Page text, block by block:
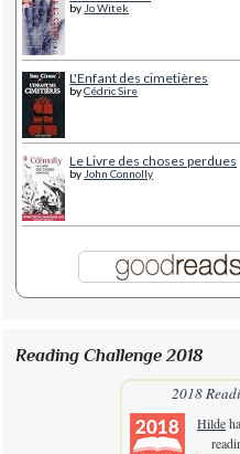
byJo Witek
L'Enfant des cimetières
byCédric Sire
Le Livre des choses perdues
byJohn Connolly
Reading Challenge 2018
2018
Hilde